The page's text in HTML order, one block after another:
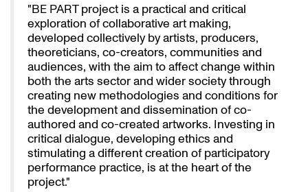
"BE PART project is a practical and critical
exploration of collaborative art making,
developed collectively by artists, producers,
theoreticians, co-creators, communities and
audiences, with the aim to affect change within
both the arts sector and wider society through
creating new methodologies and conditions for
the development and dissemination of co-
authored and co-created artworks. Investing in
critical dialogue, developing ethics and
stimulating a different creation of participatory
performance practice, is at the heart of the
project."